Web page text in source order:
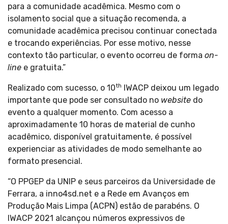
para a comunidade acadêmica. Mesmo com o
isolamento social que a situação recomenda, a
comunidade acadêmica precisou continuar conectada
e trocando experiências. Por esse motivo, nesse
contexto tão particular, o evento ocorreu de forma on-
line e gratuita.”
Realizado com sucesso, o 10th
IWACP deixou um legado
importante que pode ser consultado no website do
evento a qualquer momento. Com acesso a
aproximadamente 10 horas de material de cunho
acadêmico, disponível gratuitamente, é possível
experienciar as atividades de modo semelhante ao
formato presencial.
“O PPGEP da UNIP e seus parceiros da Universidade de
Ferrara, a inno4sd.net e a Rede em Avanços em
Produção Mais Limpa (ACPN) estão de parabéns. O
IWACP 2021 alcançou números expressivos de